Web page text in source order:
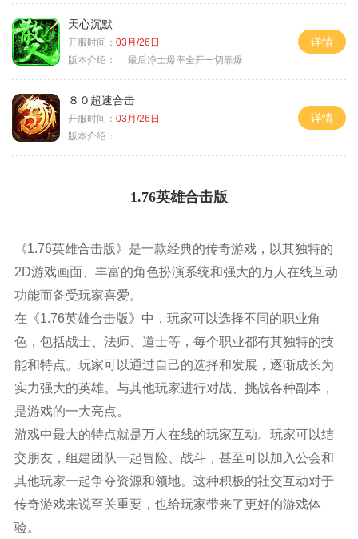
天心沉默
开服时间： 03月/26日
版本介绍：
最后净土爆率全开一切靠爆
详情
８０超速合击
开服时间： 03月/26日
版本介绍：
详情
1.76英雄合击版
《1.76英雄合击版》是一款经典的传奇游戏，以其独特的
2D游戏画面、丰富的角色扮演系统和强大的万人在线互动
功能而备受玩家喜爱。
在《1.76英雄合击版》中，玩家可以选择不同的职业角
色，包括战士、法师、道士等，每个职业都有其独特的技
能和特点。玩家可以通过自己的选择和发展，逐渐成长为
实力强大的英雄。与其他玩家进行对战、挑战各种副本，
是游戏的一大亮点。
游戏中最大的特点就是万人在线的玩家互动。玩家可以结
交朋友，组建团队一起冒险、战斗，甚至可以加入公会和
其他玩家一起争夺资源和领地。这种积极的社交互动对于
传奇游戏来说至关重要，也给玩家带来了更好的游戏体
验。